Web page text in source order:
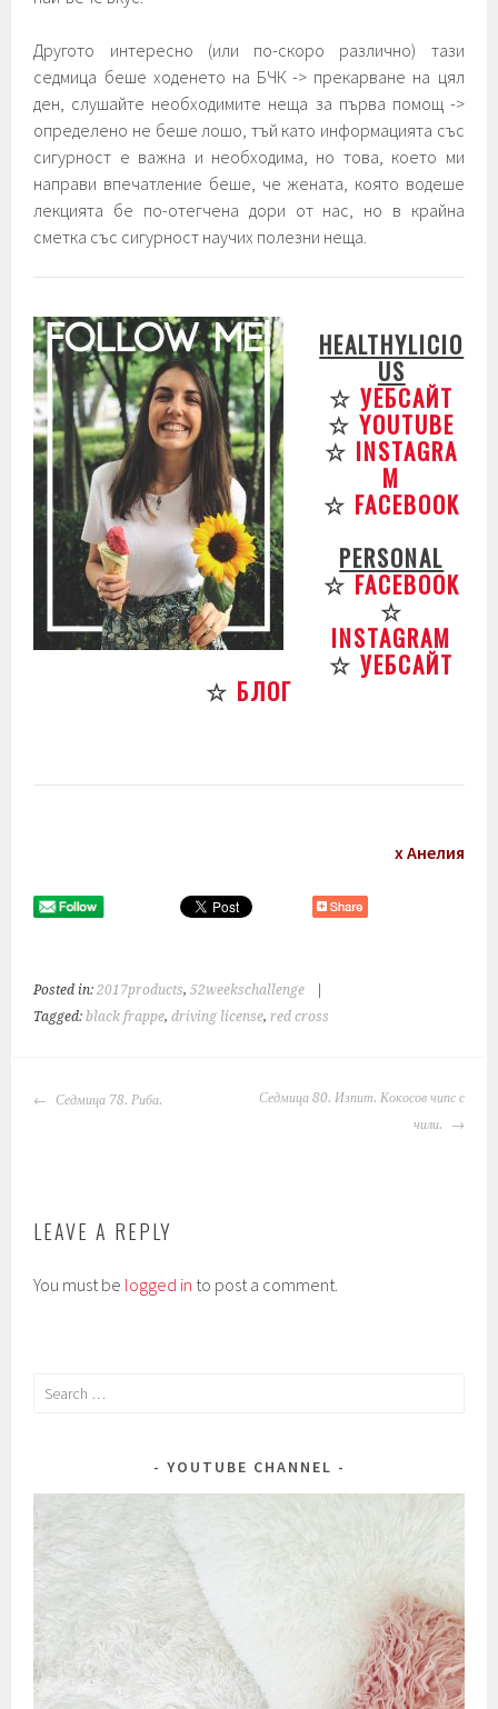
Другото интересно (или по-скоро различно) тази
седмица беше ходенето на БЧК -> прекарване на цял
ден, слушайте необходимите неща за първа помощ ->
определено не беше лошо, тъй като информацията със
сигурност е важна и необходима, но това, което ми
направи впечатление беше, че жената, която водеше
лекцията бе по-отегчена дори от нас, но в крайна
сметка със сигурност научих полезни неща.
HEALTHYLICIO
US
☆УЕБСАЙТ
☆YOUTUBE
☆ INSTAGRA
M
☆ FACEBOOK
PERSONAL
☆FACEBOOK
☆
INSTAGRAM
☆УЕБСАЙТ
☆ БЛОГ
х Анелия
Posted in:2017products,52weekschallenge
Tagged:black frappe,driving license,red cross
POST
Седмица 78. Риба.
Седмица 80. Изпит. Кокосов чипс с
чили.
LEAVE A REPLY
You must be logged in to post a comment.
Search
YOUTUBE CHANNEL